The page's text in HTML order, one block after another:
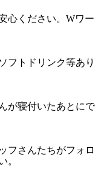
心ください。Wワー
フトドリンク等あり
が寝付いたあとにで
フさんたちがフォロ
。